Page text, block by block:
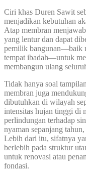
Ciri khas Duren Sawit
menjadikan kebutuhan
Atap membran
yang lentur dan dapat
pemilik bangunan—baik
tempat ibadah—untuk
membangun ulang
Tidak hanya soal
membran juga
dibutuhkan di wilayah
intensitas hujan tinggi di
perlindungan terhadap
nyaman sepanjang
Lebih dari itu, sifatnya
berlebih pada struktur
untuk renovasi atau
fondasi.